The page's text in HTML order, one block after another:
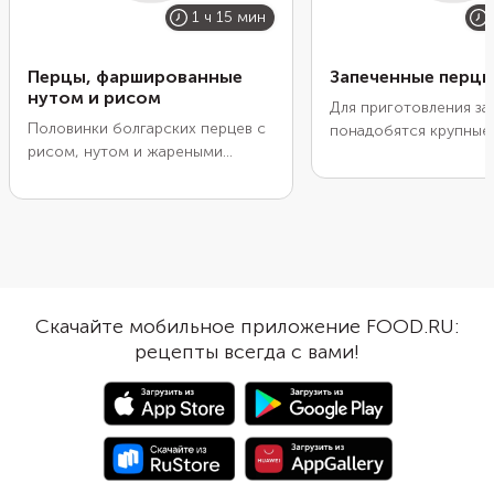
1 ч 15 мин
Перцы, фаршированные
нутом и рисом
Половинки болгарских перцев с
рисом, нутом и жареными
альтернатива традиционным
сорта басмати и жасмин. Вместо
болгарских перцев можно взять
Запеченные
Для приготовления
понадобятся крупные
формы, чтобы их
сыр, ароматные
помидоры и
закуски получилась
корочка, за 20 минут
запекания посыпьте
тертым твердым
Скачайте мобильное приложение FOOD.RU:
рецепты всегда с вами!